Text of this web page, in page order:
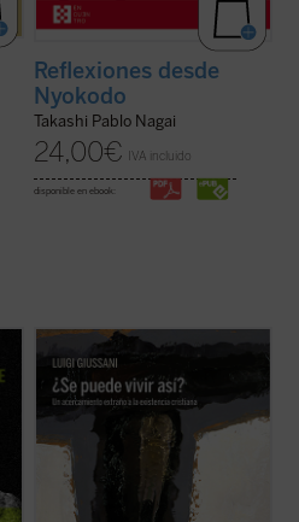
Reflexiones desde
Nyokodo
Takashi Pablo Nagai
24,00€ IVA incluido
disponible en ebook:
Un libro en el que el genio del autor brilla
especialmente, en un recorrido
humanamente razonable y atractivo a
través de los conceptos principales que
describen la existencia cristiana: fe
(libertad, obediencia), esperanza (pobreza,
confianza) y ...
(ver ficha)